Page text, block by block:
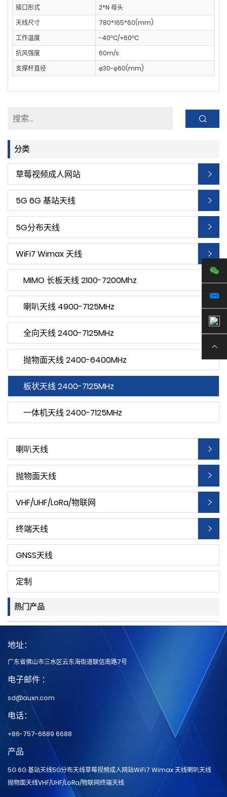
分类
草莓视频成人网站
5G 6G 基站天线
5G分布天线
WiFi7 Wimax 天线
MIMO 长板天线 2100-7200Mhz
喇叭天线 4900-7125MHz
全向天线 2400-7125MHz
抛物面天线 2400-6400MHz
板状天线 2400-7125MHz
一体机天线 2400-7125MHz
喇叭天线
抛物面天线
VHF/UHF/LoRa/物联网
终端天线
GNSS天线
定制
热门产品
接口形式
2*N 母头
天线尺寸
780*165*60(mm)
工作温度
-40ºC/+60ºC
抗风强度
60m/s
支撑杆直径
φ30-φ60(mm)
地址：
广东省佛山市三水区云东海街道联信南路7号
电子邮件 ：
sd@auxn.com
电话：
+86-757-6689 6688
产品
5G 6G 基站天线5G分布天线草莓视频成人网站WiFi7 Wimax 天线喇叭天线
抛物面天线VHF/UHF/LoRa/物联网终端天线